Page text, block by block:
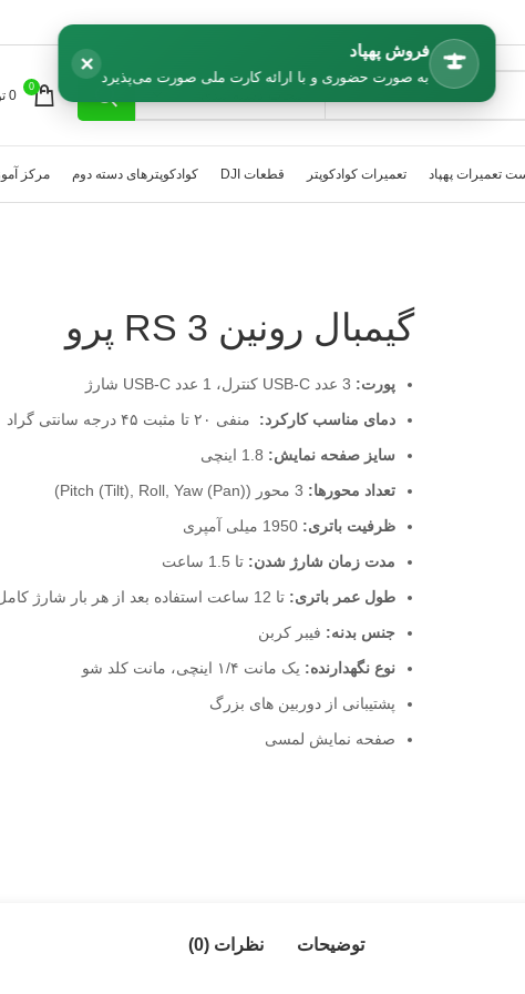
فروش پهپاد
به صورت حضوری و با ارائه کارت ملی صورت می‌پذیرد
×
0
0
تعمیرات پهپاد تعمیرات کوادکوپتر قطعات DJI کوادکوپترهای دسته دوم مرکز
گیمبال رونین RS 3 پرو
پورت:
دمای مناسب کارکرد: منفی ۲۰ تا مثبت ۴۵ درجه سانتی‌ گراد
سایز صفحه نمایش:
تعداد محورها:
ظرفیت باتری: 1950 میلی آمپری
مدت زمان شارژ شدن: تا 1.5 ساعت
طول عمر باتری: تا 12 ساعت استفاده بعد از هر بار شارژ کامل
جنس بدنه: فیبر کربن
نوع نگهدارنده: یک مانت ۱/۴ اینچی، مانت کلد شو
پشتیبانی از دوربین های بزرگ
صفحه نمایش لمسی
توضیحات نظرات (0)